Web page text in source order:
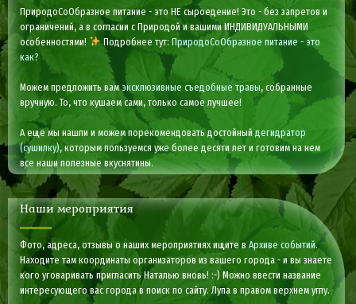
ПриродоСоОбразное питание - это НЕ сыроедение! Это - без запретов и
ограничений, а в согласии с Природой и вашими ИНДИВИДУАЛЬНЫМИ
особенностями!
Подробнее тут: ПриродоСоОбразное питание - это
как?
Можем предложить вамэксклюзивные съедобные травы, собранные
вручную. То, что кушаем сами, только самое лучшее!
А еще мы нашли и можем порекомендовать достойныйдегидратор
(сушилку), которым пользуемся уже более десяти лет и готовим на нем
все наши полезные вкуснятины.
Наши мероприятия
Фото, адреса, отзывы о наших мероприятиях ищите вАрхиве событий.
Находите там координаты организаторов из вашего города - и вы знаете
кого уговаривать пригласить Наталью вновь! :-) Можно ввести название
интересующего вас города в поиск по сайту. Лупа в правом верхнем углу.